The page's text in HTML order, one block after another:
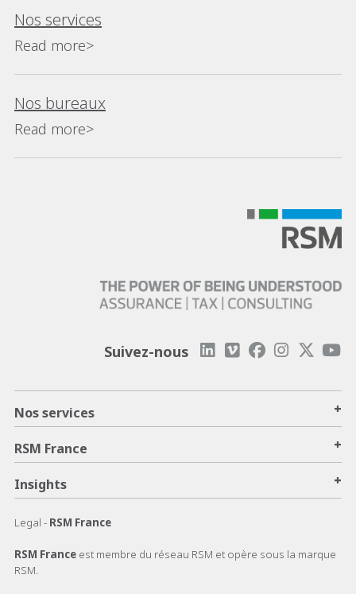
Nos services
Read more>
Nos bureaux
Read more>
Suivez-nous
Nos services +
RSM France +
Insights +
Legal - RSM France
RSM France est membre du réseau RSM et opère sous la marque
RSM.